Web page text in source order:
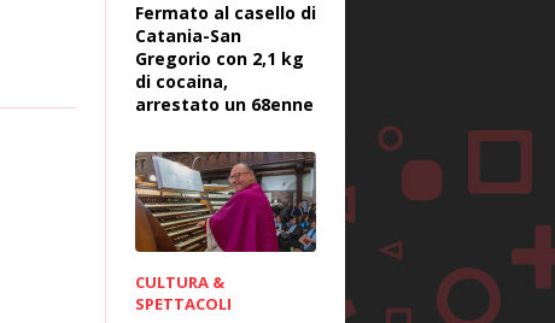
Fermato al casello di
Catania-San
Gregorio con 2,1 kg
di cocaina,
arrestato un 68enne
CULTURA &
SPETTACOLI